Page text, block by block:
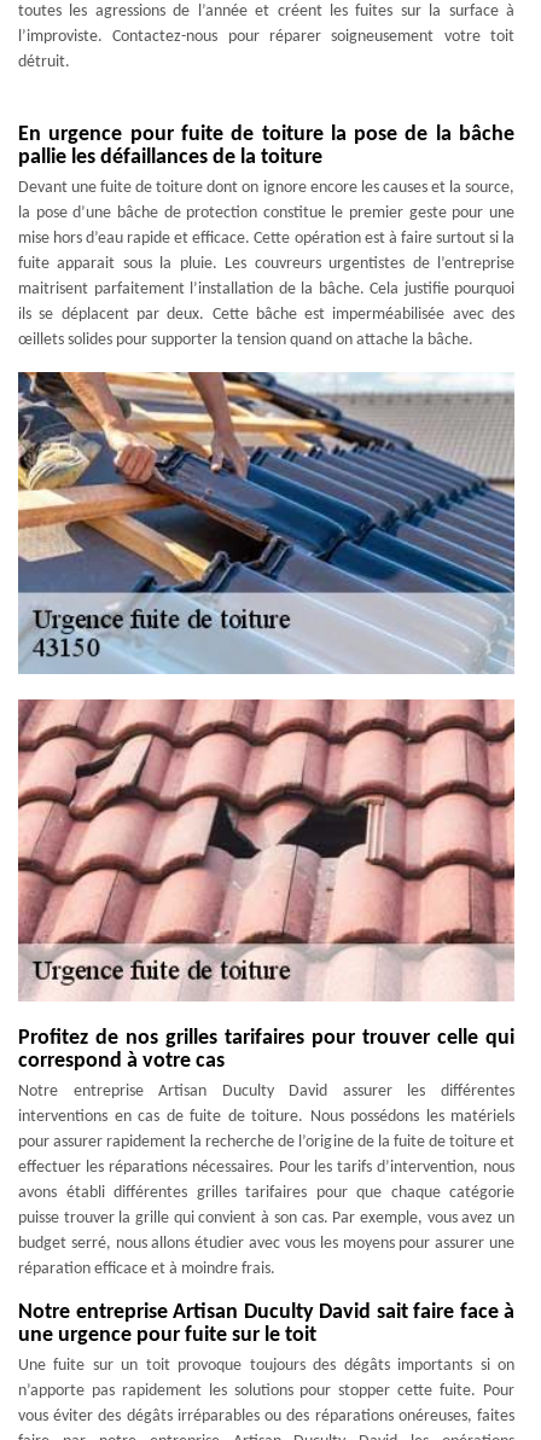
toutes les agressions de l’année et créent les fuites sur la surface à
l’improviste. Contactez-nous pour réparer soigneusement votre toit
détruit.
En urgence pour fuite de toiture la pose de la bâche
pallie les défaillances de la toiture
Devant une fuite de toiture dont on ignore encore les causes et la source,
la pose d’une bâche de protection constitue le premier geste pour une
mise hors d’eau rapide et efficace. Cette opération est à faire surtout si la
fuite apparait sous la pluie. Les couvreurs urgentistes de l’entreprise
maitrisent parfaitement l’installation de la bâche. Cela justifie pourquoi
ils se déplacent par deux. Cette bâche est imperméabilisée avec des
œillets solides pour supporter la tension quand on attache la bâche.
Profitez de nos grilles tarifaires pour trouver celle qui
correspond à votre cas
Notre entreprise Artisan Duculty David assurer les différentes
interventions en cas de fuite de toiture. Nous possédons les matériels
pour assurer rapidement la recherche de l’origine de la fuite de toiture et
effectuer les réparations nécessaires. Pour les tarifs d’intervention, nous
avons établi différentes grilles tarifaires pour que chaque catégorie
puisse trouver la grille qui convient à son cas. Par exemple, vous avez un
budget serré, nous allons étudier avec vous les moyens pour assurer une
réparation efficace et à moindre frais.
Notre entreprise Artisan Duculty David sait faire face à
une urgence pour fuite sur le toit
Une fuite sur un toit provoque toujours des dégâts importants si on
n’apporte pas rapidement les solutions pour stopper cette fuite. Pour
vous éviter des dégâts irréparables ou des réparations onéreuses, faites